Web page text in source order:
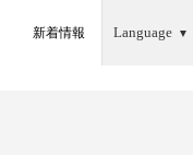
新着情報 Language